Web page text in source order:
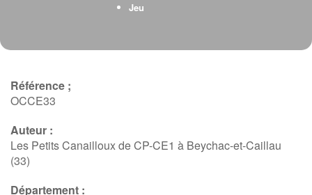
Jeu
Référence ;
OCCE33
Auteur :
Les Petits Canailloux de CP-CE1 à Beychac-et-Caillau
(33)
Département :